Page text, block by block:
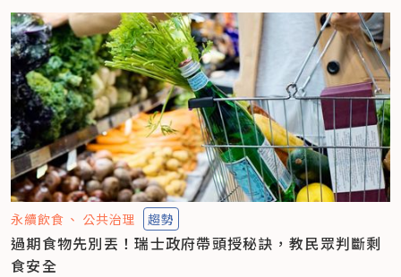
永續飲食 公共治理 趨勢
過期食物先別丟！瑞士政府帶頭授秘訣，教民眾判斷剩
食安全